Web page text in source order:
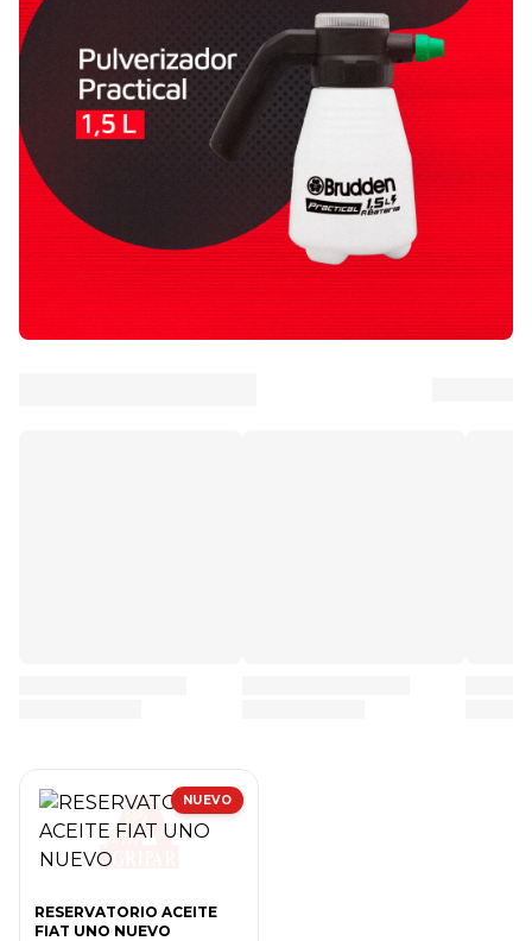
NUEVO
RESERVATORIO ACEITE
FIAT UNO NUEVO